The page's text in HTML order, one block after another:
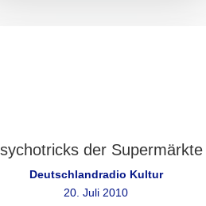
der Supermärkte
Deutschlandradio Kultur
20. Juli 2010